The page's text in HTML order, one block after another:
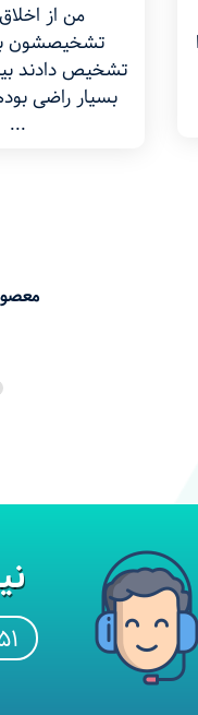
هم
آقای دکتر
همه
هستند